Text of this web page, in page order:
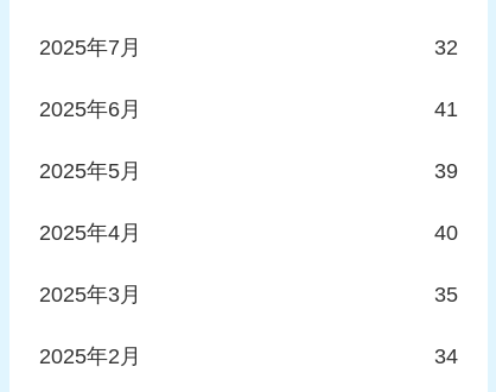
2025年7月 32
2025年6月 41
2025年5月 39
2025年4月 40
2025年3月 35
2025年2月 34